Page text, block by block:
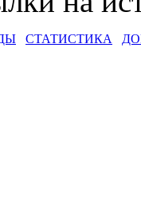
СТАТИСТИКА